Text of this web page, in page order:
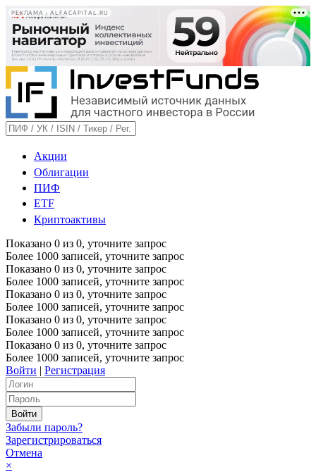
РЕКЛАМА • ALFACAPITAL.RU
Акции
Облигации
ПИФ
ETF
Криптоактивы
Показано 0 из 0, уточните запрос
Более 1000 записей, уточните запрос
Показано 0 из 0, уточните запрос
Более 1000 записей, уточните запрос
Показано 0 из 0, уточните запрос
Более 1000 записей, уточните запрос
Показано 0 из 0, уточните запрос
Более 1000 записей, уточните запрос
Показано 0 из 0, уточните запрос
Более 1000 записей, уточните запрос
Войти | Регистрация
Забыли пароль?
Зарегистрироваться
Отмена
×